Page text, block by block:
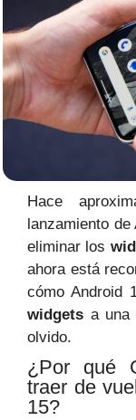
Hace
lanzamiento
eliminar los
ahora está
cómo Android
widgets a una
olvido.
¿Por qué
traer de
15?